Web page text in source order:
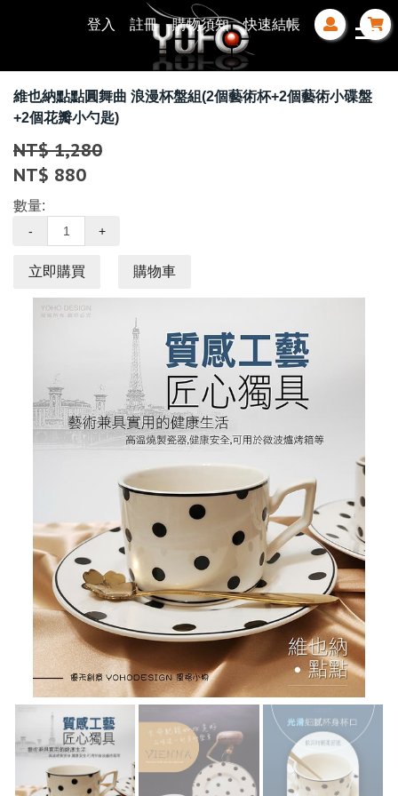
登入 註冊 購物須知 快速結帳
維也納點點圓舞曲 浪漫杯盤組(2個藝術杯+2個藝術小碟盤
+2個花瓣小勺匙)
NT$ 1,280
NT$ 880
數量:
- +
立即購買 購物車